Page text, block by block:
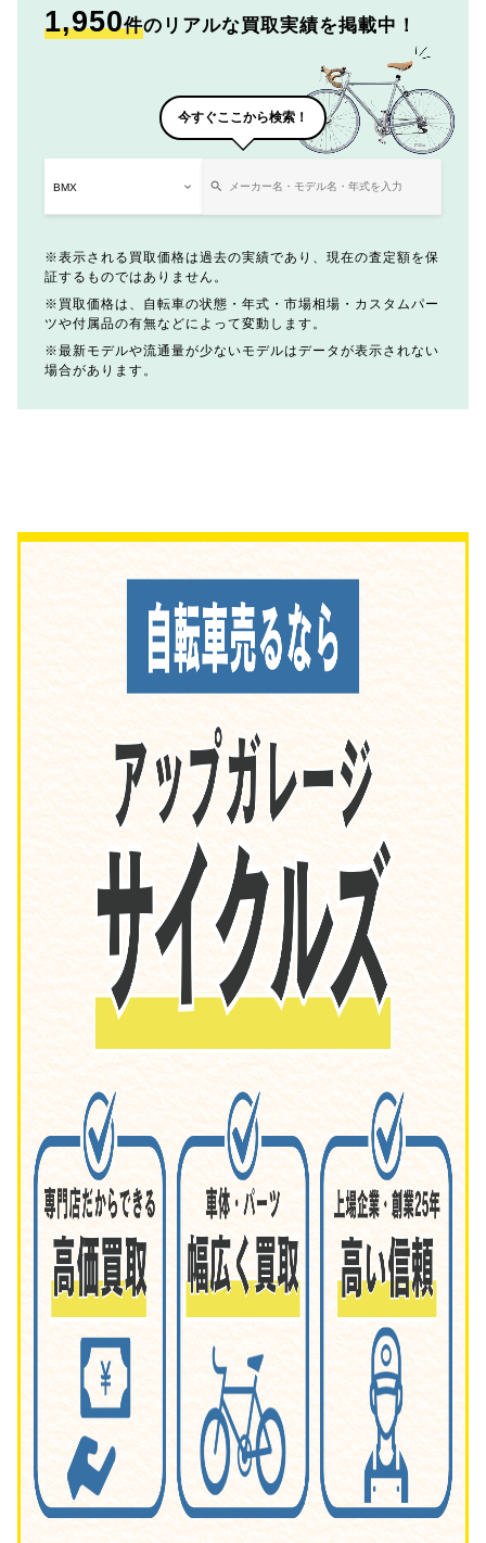
1,950件のリアルな買取実績を掲載中！
今すぐここから検索！
表示される買取価格は過去の実績であり、現在の査定額を保
証するものではありません。
買取価格は、自転車の状態・年式・市場相場・カスタムパー
ツや付属品の有無などによって変動します。
最新モデルや流通量が少ないモデルはデータが表示されない
場合があります。